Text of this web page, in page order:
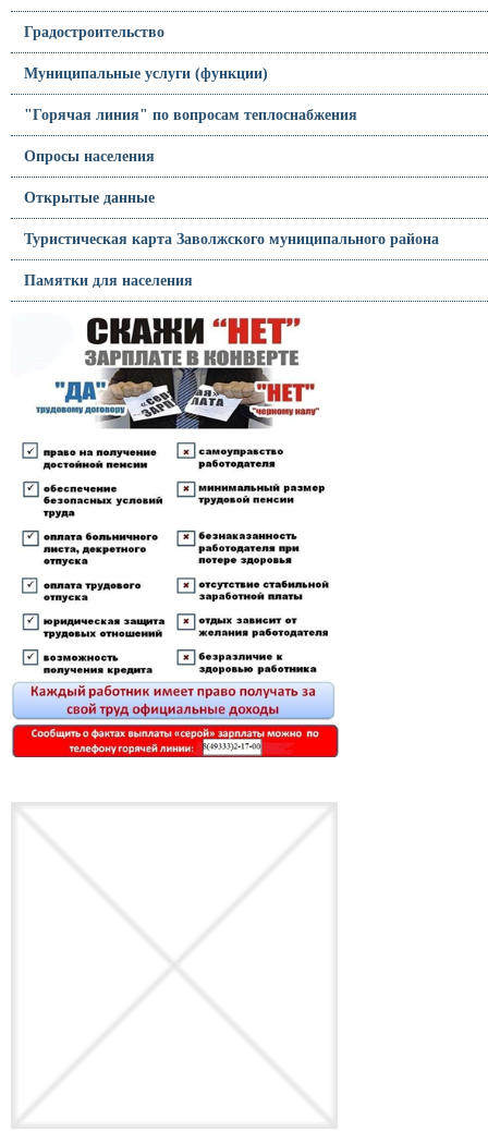
Градостроительство
Муниципальные услуги (функции)
"Горячая линия" по вопросам теплоснабжения
Опросы населения
Открытые данные
Туристическая карта Заволжского муниципального района
Памятки для населения